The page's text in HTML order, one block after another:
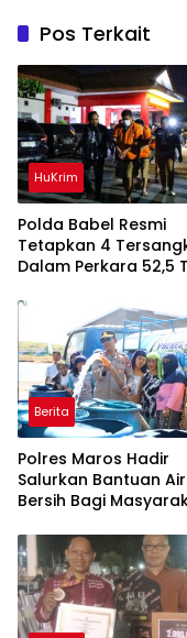
Pos Terkait
HuKrim
Polda Babel Resmi
Tetapkan 4
Dalam Perkara 52,5
Belitung
Berita
Polres Maros Hadir
Salurkan Bantuan Air
Bersih Bagi
Di Maros